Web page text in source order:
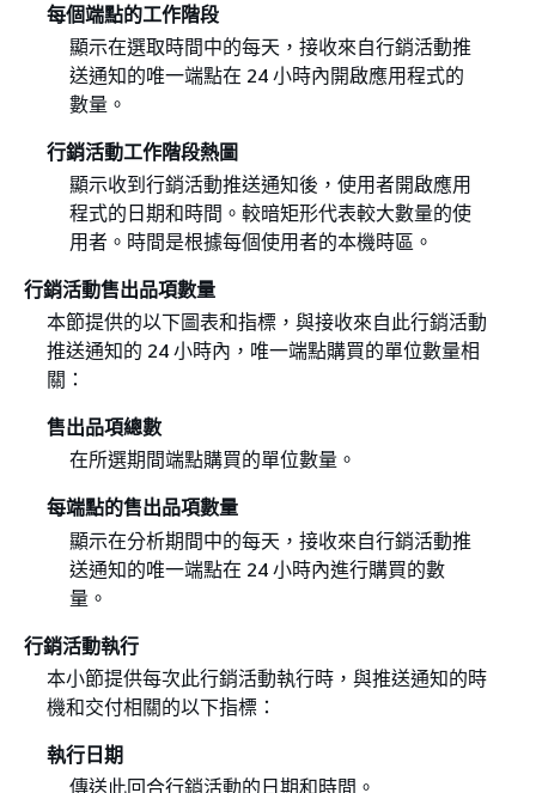
每個端點的工作階段
顯示在選取時間中的每天，接收來自行銷活動推
送通知的唯一端點在 24 小時內開啟應用程式的
數量。
行銷活動工作階段熱圖
顯示收到行銷活動推送通知後，使用者開啟應用
程式的日期和時間。較暗矩形代表較大數量的使
用者。時間是根據每個使用者的本機時區。
行銷活動售出品項數量
本節提供的以下圖表和指標，與接收來自此行銷活動
推送通知的 24 小時內，唯一端點購買的單位數量相
關：
售出品項總數
在所選期間端點購買的單位數量。
每端點的售出品項數量
顯示在分析期間中的每天，接收來自行銷活動推
送通知的唯一端點在 24 小時內進行購買的數
量。
行銷活動執行
本小節提供每次此行銷活動執行時，與推送通知的時
機和交付相關的以下指標：
執行日期
傳送此回合行銷活動的日期和時間。